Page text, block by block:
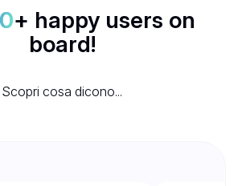
+ happy users on
board!
Scopri cosa dicono...